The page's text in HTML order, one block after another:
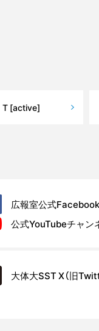
T [active]
広報室公式Facebook
公式YouTubeチャン
大体大SSTX（旧